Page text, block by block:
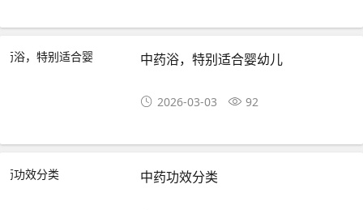
中药浴，特别适合婴幼儿
2026-03-03 92
中药功效分类